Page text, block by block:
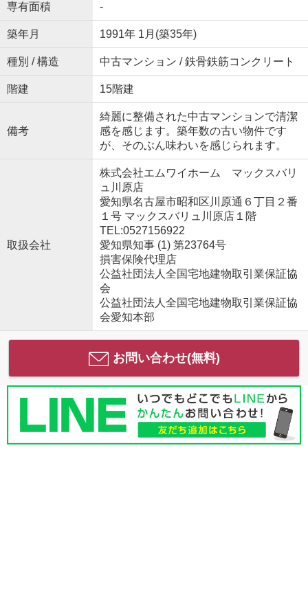
専有面積 -
築年月 1991年 1月(築35年)
種別 / 構造 中古マンション / 鉄骨鉄筋コンクリート
階建 15階建
備考
綺麗に整備された中古マンションで清潔
感を感じます。築年数の古い物件です
が、そのぶん味わいを感じられます。
取扱会社
株式会社エムワイホーム マックスバリ
ュ川原店
愛知県名古屋市昭和区川原通６丁目２番
１号 マックスバリュ川原店１階
TEL:0527156922
愛知県知事 (1) 第23764号
損害保険代理店
公益社団法人全国宅地建物取引業保証協
会
公益社団法人全国宅地建物取引業保証協
会愛知本部
お問い合わせ(無料)